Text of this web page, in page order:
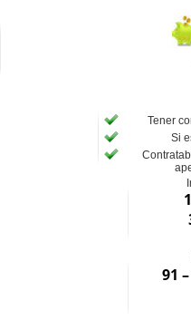
Tener
Si
91